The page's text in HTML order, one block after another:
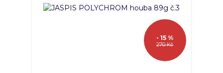
270 Kč
- 15 %